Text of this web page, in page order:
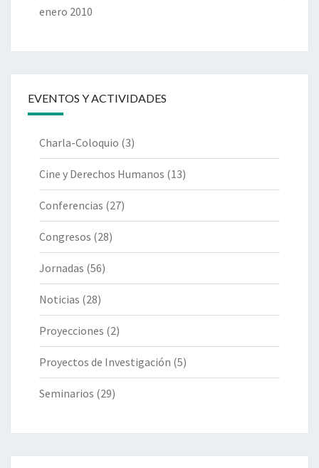
enero 2010
EVENTOS Y ACTIVIDADES
Charla-Coloquio (3)
Cine y Derechos Humanos (13)
Conferencias (27)
Congresos (28)
Jornadas (56)
Noticias (28)
Proyecciones (2)
Proyectos de Investigación (5)
Seminarios (29)